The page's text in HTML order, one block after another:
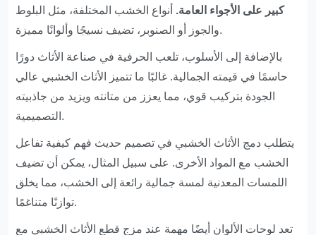
كبير على الأجواء العامة. أنواع الخشب المختلفة، مثل البلوط
والجوز أو الصنوبر، تضيف نسيجًا وألوانًا مميزة.
بالإضافة إلى الأسلوب، تلعب الحرفية في صناعة الأثاث دورًا
حاسمًا في قيمته الجمالية. غالبًا ما تتميز الأثاث الخشبي عالي
الجودة بتركيب قوي، مما يعزز من متانته ويزيد من جاذبيته
التصميمية.
يتطلب دمج الأثاث الخشبي في تصميم حديث فهم كيفية تفاعل
الخشب مع المواد الأخرى. على سبيل المثال، يمكن أن تضيف
اللمسات المعدنية لمسة جمالية رائعة إلى الخشب، مما يخلق
توازنًا متناغمًا.
تعد لوحات الألوان أيضًا مهمة عند مزج قطع الأثاث الخشبي مع